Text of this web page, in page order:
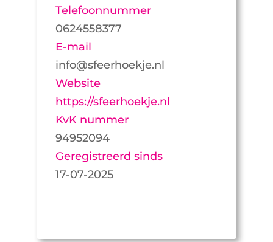
Telefoonnummer
0624558377
E-mail
info@sfeerhoekje.nl
Website
https://sfeerhoekje.nl
KvK nummer
94952094
Geregistreerd sinds
17-07-2025